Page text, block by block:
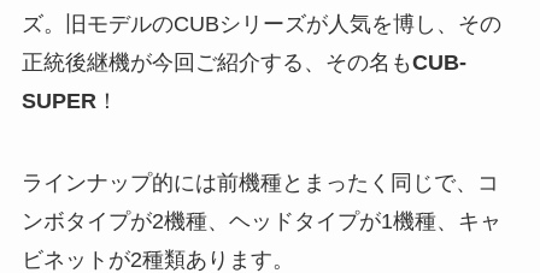
ズ。旧モデルのCUBシリーズが人気を博し、その
正統後継機が今回ご紹介する、その名もCUB-
SUPER ！
ラインナップ的には前機種とまったく同じで、コ
ンボタイプが2機種、ヘッドタイプが1機種、キャ
ビネットが2種類あります。